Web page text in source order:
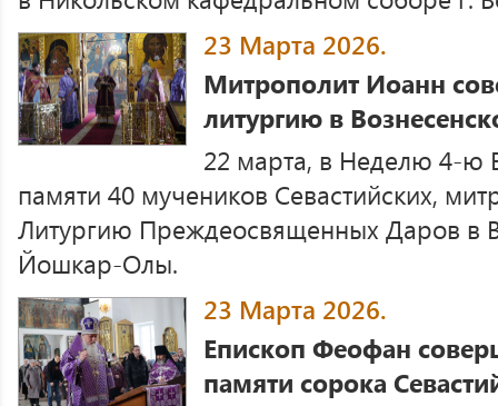
23 Марта 2026.
Митрополит Иоанн
литургию в
22 марта, в Неделю 4-ю
памяти 40 мучеников Севастийских,
Литургию Преждеосвященных Даров в
Йошкар-Олы.
23 Марта 2026.
Епископ Феофан
памяти сорока